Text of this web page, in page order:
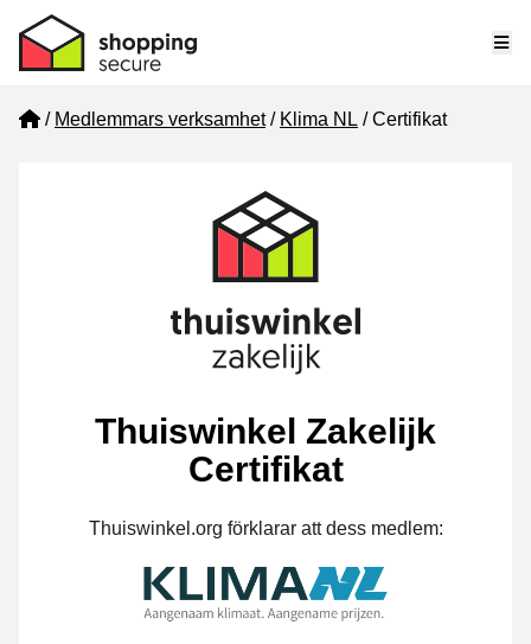
Home
Medlemmars verksamhet Klima NL Certifikat
Thuiswinkel Zakelijk
Certifikat
Thuiswinkel.org förklarar att dess medlem: